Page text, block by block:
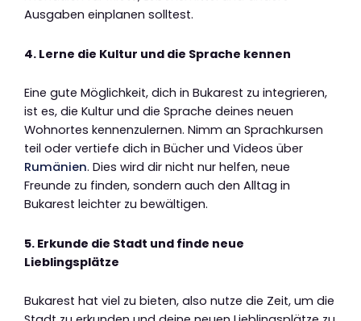
Ausgaben einplanen solltest.
4. Lerne die Kultur und die Sprache kennen
Eine gute Möglichkeit, dich in Bukarest zu integrieren,
ist es, die Kultur und die Sprache deines neuen
Wohnortes kennenzulernen. Nimm an Sprachkursen
teil oder vertiefe dich in Bücher und Videos über
Rumänien. Dies wird dir nicht nur helfen, neue
Freunde zu finden, sondern auch den Alltag in
Bukarest leichter zu bewältigen.
5. Erkunde die Stadt und finde neue
Lieblingsplätze
Bukarest hat viel zu bieten, also nutze die Zeit, um die